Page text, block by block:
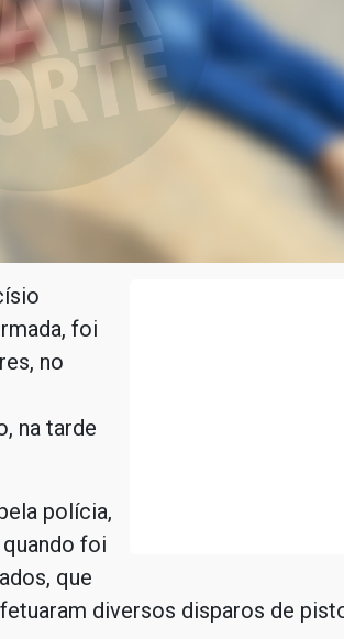
foi
no
na tarde
polícia,
foi
que
diversos disparos de